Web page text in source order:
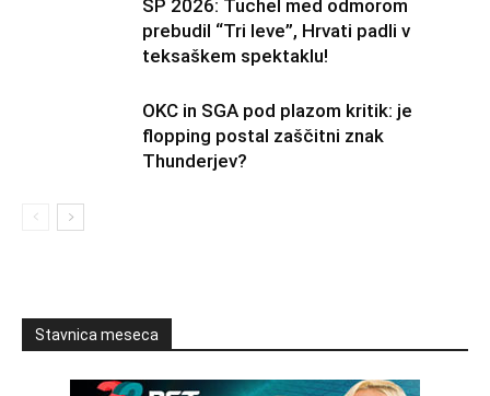
SP 2026: Tuchel med odmorom
prebudil “Tri leve”, Hrvati padli v
teksaškem spektaklu!
OKC in SGA pod plazom kritik: je
flopping postal zaščitni znak
Thunderjev?
Stavnica meseca